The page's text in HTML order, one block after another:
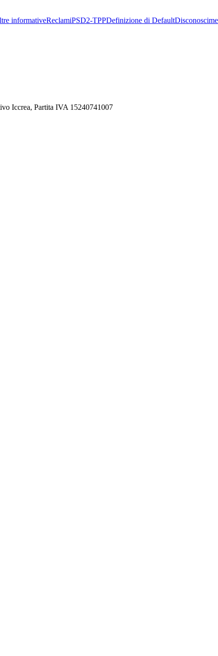
informativeReclamiPSD2-TPPDefinizione di Default
Iccrea, Partita IVA 15240741007